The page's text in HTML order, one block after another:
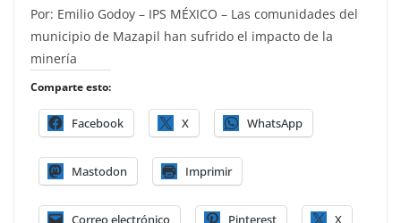
Por: Emilio Godoy – IPS MÉXICO – Las comunidades del
municipio de Mazapil han sufrido el impacto de la
minería
Comparte esto:
Facebook X WhatsApp
Mastodon Imprimir
Correo electrónico Pinterest X